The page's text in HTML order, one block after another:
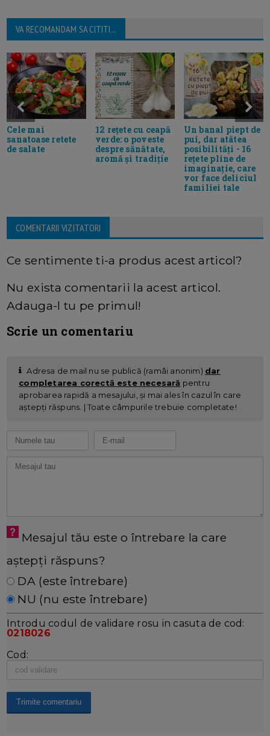
VA RECOMANDAM SA CITITI...
Cele mai
sanatoase retete
de salate
12 rețete cu ceapă
verde: o poveste
despre sănătate,
aromă și tradiție
Un banal piept de
pui, dar atâtea
posibilități - 16
rețete pline de
imaginație, care
vor face deliciul
familiei tale
COMENTARII VIZITATORI
Ce sentimente ti-a produs acest articol?
Nu exista comentarii la acest articol.
Adauga-l tu pe primul!
Scrie un comentariu
Adresa de mail nu se publică (ramâi anonim) dar
completarea corectă este necesară pentru
aprobarea rapidă a mesajului, și mai ales în cazul în care
aștepți răspuns. | Toate câmpurile trebuie completate!
Mesajul tău este o întrebare la care
aștepți răspuns?
DA (este întrebare)
NU (nu este întrebare)
Introdu codul de validare rosu in casuta de cod:
0218026
Cod: